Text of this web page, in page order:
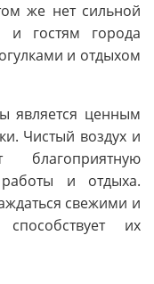
же нет сильной
и гостям города
и отдыхом
является ценным
Чистый воздух и
и отдыха.
свежими и
их